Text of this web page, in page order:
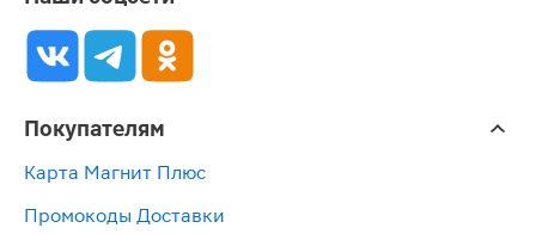
Покупателям
Карта Магнит Плюс
Промокоды Доставки